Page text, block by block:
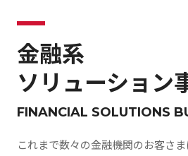
金融系
ソリューション
FINANCIAL SOLUTIONS
これまで数々の金融機関のお客さ